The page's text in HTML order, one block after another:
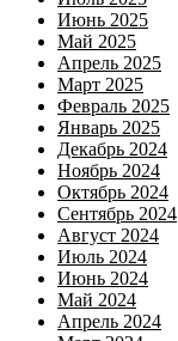
Июнь 2025
Май 2025
Апрель 2025
Март 2025
Февраль 2025
Январь 2025
Декабрь 2024
Ноябрь 2024
Октябрь 2024
Сентябрь 2024
Август 2024
Июль 2024
Июнь 2024
Май 2024
Апрель 2024